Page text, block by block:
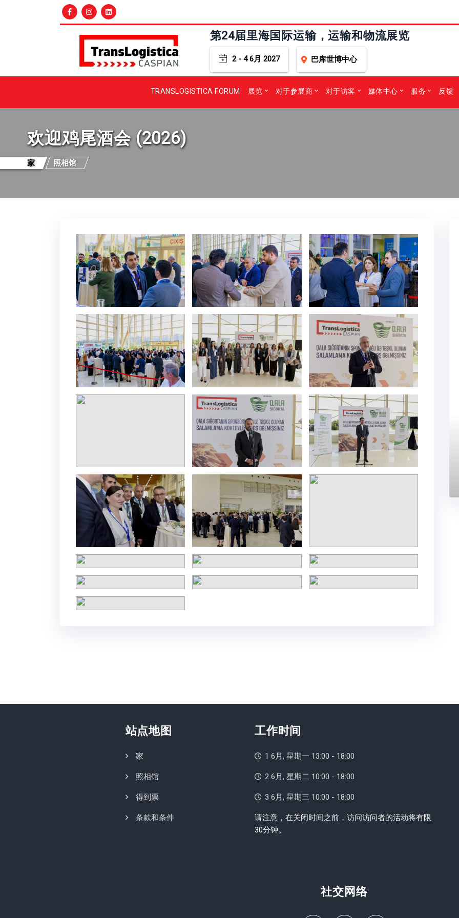
第24届里海国际运输，运输和物流展览
2 - 4 6月 2027 巴库世博中心
TRANSLOGISTICA FORUM 展览 对于参展商 对于访客 媒体中心 服务 反馈
欢迎鸡尾酒会 (2026)
家 照相馆
站点地图
家
照相馆
得到票
条款和条件
工作时间
1 6月, 星期一 13:00 - 18:00
2 6月, 星期二 10:00 - 18:00
3 6月, 星期三 10:00 - 18:00
请注意，在关闭时间之前，访问访问者的活动将有限
30分钟。
社交网络